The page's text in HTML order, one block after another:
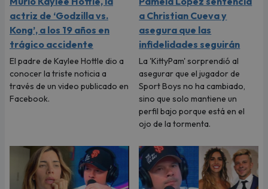
actriz de ‘Godzilla vs.
Kong’, a los 19 años en
trágico accidente
El padre de Kaylee Hottle dio a
conocer la triste noticia a
través de un video publicado en
Facebook.
a Christian Cueva y
asegura que las
infidelidades seguirán
La 'KittyPam' sorprendió al
asegurar que el jugador de
Sport Boys no ha cambiado,
sino que solo mantiene un
perfil bajo porque está en el
ojo de la tormenta.